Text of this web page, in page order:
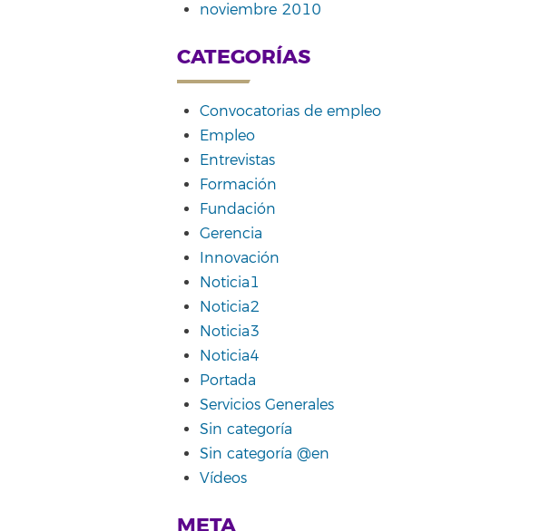
noviembre 2010
CATEGORÍAS
Convocatorias de empleo
Empleo
Entrevistas
Formación
Fundación
Gerencia
Innovación
Noticia1
Noticia2
Noticia3
Noticia4
Portada
Servicios Generales
Sin categoría
Sin categoría @en
Vídeos
META